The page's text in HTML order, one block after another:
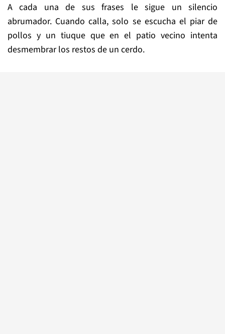
A cada una de sus frases le sigue un silencio
abrumador. Cuando calla, solo se escucha el piar de
pollos y un tiuque que en el patio vecino intenta
desmembrar los restos de un cerdo.